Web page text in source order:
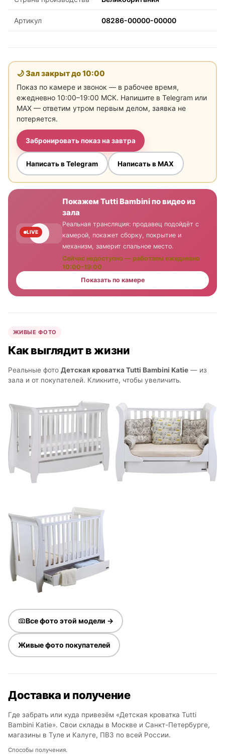
Артикул 08286-00000-00000
🌙 Зал закрыт до10:00
Показ по камере и звонок — в рабочее время,
ежедневно 10:00–19:00 МСК. Напишите в Telegram или
MAX — ответим утром первым делом, заявка не
потеряется.
Забронировать показ на завтра
Написать в Telegram Написать в MAX
LIVE
Покажем Tutti Bambini по видео из
зала
Реальная трансляция: продавец подойдёт с
камерой, покажет сборку, покрытие и
механизм, замерит спальное место.
Сейчас недоступно — работаем ежедневно
10:00–19:00
Показать по камере
ЖИВЫЕ ФОТО
Как выглядит в жизни
Реальные фото Детская кроватка Tutti Bambini Katie — из
зала и от покупателей. Кликните, чтобы увеличить.
Все фото этой модели →
Живые фото покупателей
Доставка и получение
Где забрать или куда привезём «Детская кроватка Tutti
Bambini Katie». Свои склады в Москве и Санкт-Петербурге,
магазины в Туле и Калуге, ПВЗ по всей России.
Способы получения.